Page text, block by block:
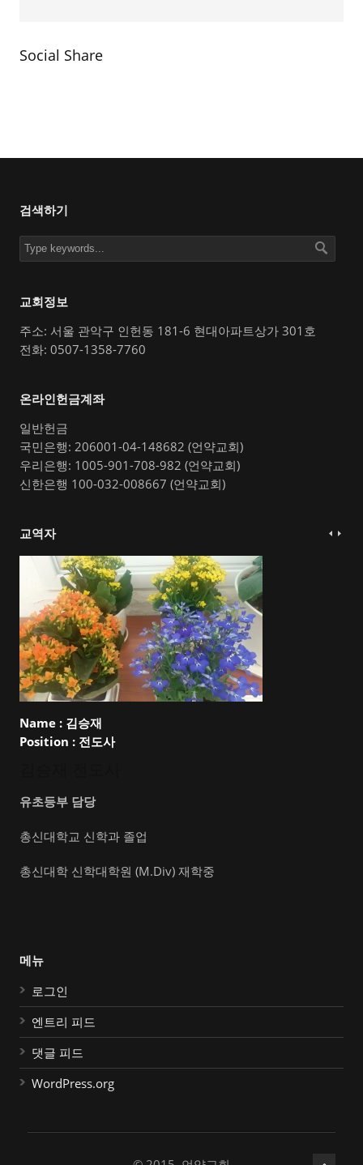
Social Share
검색하기
교회정보
주소: 서울 관악구 인헌동 181-6 현대아파트상가 301호
전화: 0507-1358-7760
온라인헌금계좌
일반헌금
국민은행: 206001-04-148682 (언약교회)
우리은행: 1005-901-708-982 (언약교회)
신한은행 100-032-008667 (언약교회)
교역자
Name : 김승재
Position : 전도사
유초등부 담당
총신대학교 신학과 졸업
총신대학 신학대학원 (M.Div) 재학중
메뉴
로그인
엔트리 피드
댓글 피드
WordPress.org